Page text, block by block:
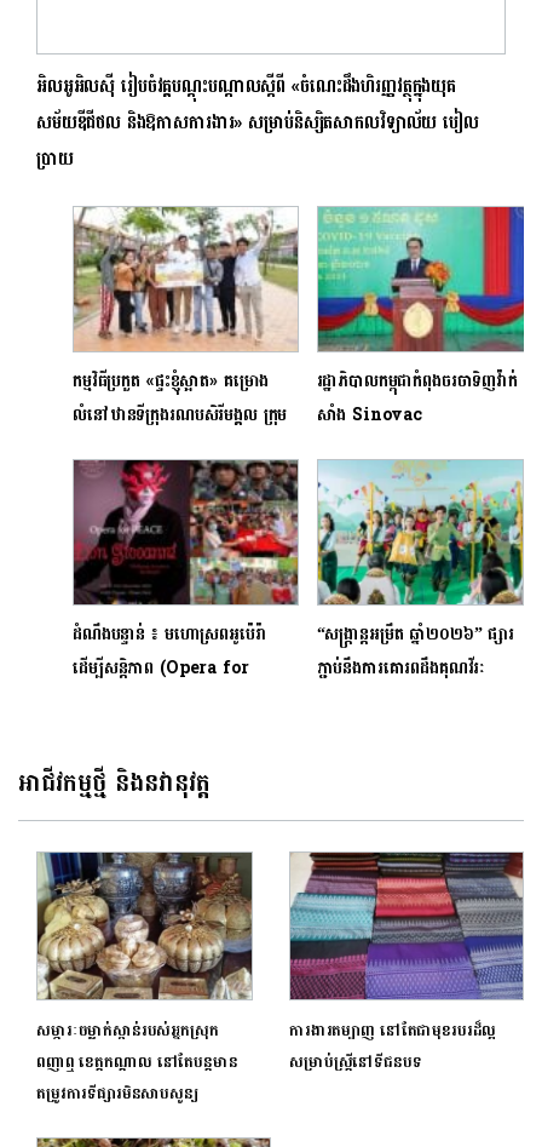
អិលអូអិលស៊ី រៀបចំវគ្គបណ្តុះបណ្តាលស្តីពី «ចំណេះដឹងហិរញ្ញវត្ថុក្នុងយុគ
សម័យឌីជីថល និងឱកាសការងារ» សម្រាប់និស្សិតសាកលវិទ្យាល័យ បៀល
ប្រាយ
កម្មវិធីប្រកួត «ផ្ទះខ្ញុំស្អាត» គម្រោង
លំនៅឋានទីក្រុងរណបសិរីមង្គល ក្រុម
លាភី
រដ្ឋាភិបាលកម្ពុជាកំពុងចរចាទិញវ៉ាក់
សាំង Sinovac
បន្ថែមទៀត
ដំណឹងបន្ទាន់ ៖ មហោស្រព​អូប៉េរ៉ា
ដើម្បីសន្តិភាព (Opera for
គ្នាដើម្បីជំនួយមនុស្សធម៌
“សង្រ្កាន្តអម្រឹត ឆ្នាំ២០២៦” ផ្សារ
ភ្ជាប់នឹងការគោរពដឹងគុណវីរៈ
អាជីវកម្មថ្មី និងនវានុវត្ត
សម្ភារៈចម្លាក់ស្ពាន់របស់អ្នកស្រុក
ពញាឮ ខេត្តកណ្តាល នៅតែបន្តមាន
តម្រូវការទីផ្សារមិនសាបសូន្យ
ការងារតម្បាញ នៅតែជាមុខរបរដ៏ល្អ
សម្រាប់ស្ត្រីនៅទីជនបទ